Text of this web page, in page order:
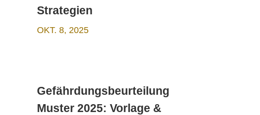
Strategien
OKT. 8, 2025
Gefährdungsbeurteilung
Muster 2025: Vorlage &